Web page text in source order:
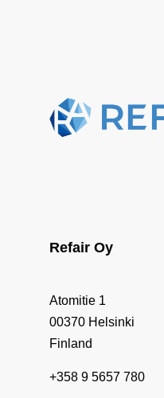
Refair Oy
Atomitie 1
00370 Helsinki
Finland
+358 9 5657 780